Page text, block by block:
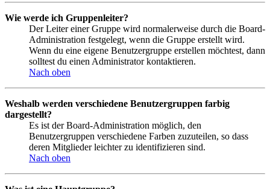
Wie werde ich Gruppenleiter?
Der Leiter einer Gruppe wird normalerweise durch die Board-
Administration festgelegt, wenn die Gruppe erstellt wird.
Wenn du eine eigene Benutzergruppe erstellen möchtest, dann
solltest du einen Administrator kontaktieren.
Nach oben
Weshalb werden verschiedene Benutzergruppen farbig
dargestellt?
Es ist der Board-Administration möglich, den
Benutzergruppen verschiedene Farben zuzuteilen, so dass
deren Mitglieder leichter zu identifizieren sind.
Nach oben